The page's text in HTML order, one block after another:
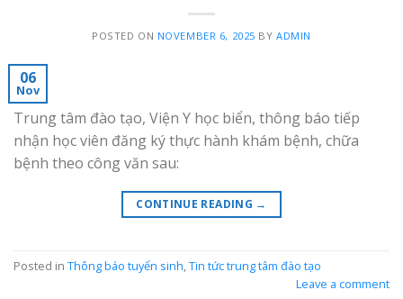
POSTED ON NOVEMBER 6, 2025 BY ADMIN
06
Nov
Trung tâm đào tạo, Viện Y học biển, thông báo tiếp
nhận học viên đăng ký thực hành khám bệnh, chữa
bệnh theo công văn sau:
CONTINUE READING →
Posted in Thông báo tuyển sinh,Tin tức trung tâm đào tạo
Leave a comment